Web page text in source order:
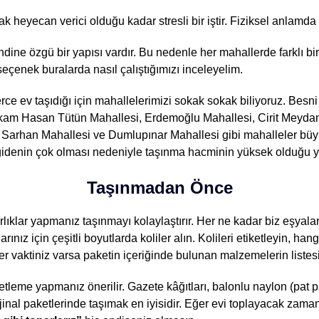
heyecan verici olduğu kadar stresli bir iştir. Fiziksel
özgü bir yapısı vardır. Bu nedenle her mahallerde farklı
buralarda nasıl çalıştığımızı inceleyelim.
ev taşıdığı için mahallelerimizi sokak sokak biliyoruz.
Hasan Tütün Mahallesi, Erdemoğlu Mahallesi, Cirit
Sarhan Mahallesi ve Dumlupınar Mahallesi gibi mahalleler
çok olması nedeniyle taşınma hacminin yüksek olduğu
Taşınmadan Önce
yapmanız taşınmayı kolaylaştırır. Her ne kadar biz
için çeşitli boyutlarda koliler alın. Kolileri etiketleyin,
vaktiniz varsa paketin içeriğinde bulunan malzemelerin
yapmanız önerilir. Gazete kâğıtları, balonlu naylon
paketlerinde taşımak en iyisidir. Eğer evi toplayacak